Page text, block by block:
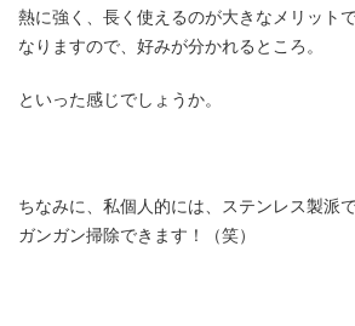
熱に強く、長く使えるのが大きなメリット
なりますので、好みが分かれるところ。
といった感じでしょうか。
ちなみに、私個人的には、ステンレス製派で
ガンガン掃除できます！（笑）